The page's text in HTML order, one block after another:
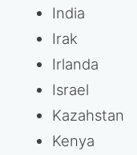
India
Irak
Irlanda
Israel
Kazahstan
Kenya